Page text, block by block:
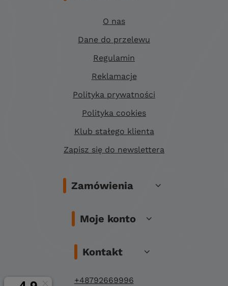
O nas
Dane do przelewu
Regulamin
Reklamacje
Polityka prywatności
Polityka cookies
Klub stałego klienta
Zapisz się do newslettera
Zamówienia
Moje konto
Kontakt
+48792669996